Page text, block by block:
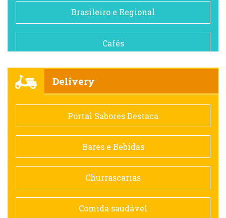
Brasileiro e Regional
Cafés
Comida saudável
Contemporânea
Doceria
Espanhola
Delivery
Portal Sabores Destaca
Bares e Bebidas
Churrascarias
Comida saudável